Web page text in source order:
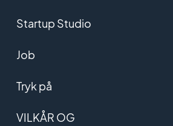
Startup Studio
Job
Tryk på
VILKÅR OG